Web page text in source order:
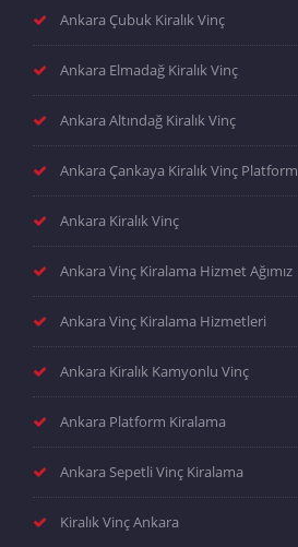
Ankara Çubuk Kiralık Vinç
Ankara Elmadağ Kiralık Vinç
Ankara Altındağ Kiralık Vinç
Ankara Çankaya Kiralık Vinç Platform
Ankara Kiralık Vinç
Ankara Vinç Kiralama Hizmet Ağımız
Ankara Vinç Kiralama Hizmetleri
Ankara Kiralık Kamyonlu Vinç
Ankara Platform Kiralama
Ankara Sepetli Vinç Kiralama
Kiralık Vinç Ankara